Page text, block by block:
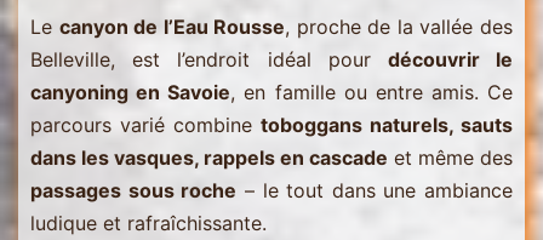
Le canyon de l’Eau Rousse, proche de la vallée des
Belleville, est l’endroit idéal pour découvrir le
canyoning en Savoie, en famille ou entre amis. Ce
parcours varié combine toboggans naturels, sauts
dans les vasques, rappels en cascade et même des
passages sous roche – le tout dans une ambiance
ludique et rafraîchissante.